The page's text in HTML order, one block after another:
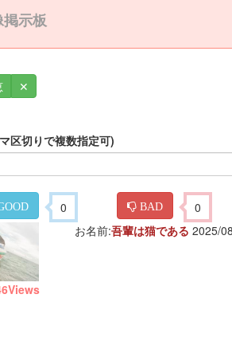
示板
✕
区切りで複数指定可)
0 BAD 0
Views
お名前:吾輩は猫である 2025/